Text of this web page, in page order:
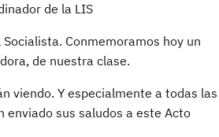
de la LIS
Conmemoramos hoy un
de nuestra clase.
viendo. Y especialmente a todas las
enviado sus saludos a este Acto